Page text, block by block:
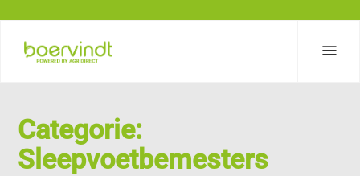
Categorie:
Sleepvoetbemesters